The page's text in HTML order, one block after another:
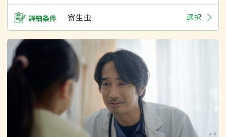
詳細条件 寄生虫 選択